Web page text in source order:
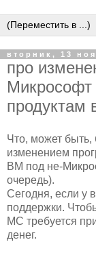
вторник, 13
про
Микрософт
продуктам
Что, может быть,
изменением
ВМ под не-
очередь).
Сегодня, если у
поддержки.
МС требуется
денег.